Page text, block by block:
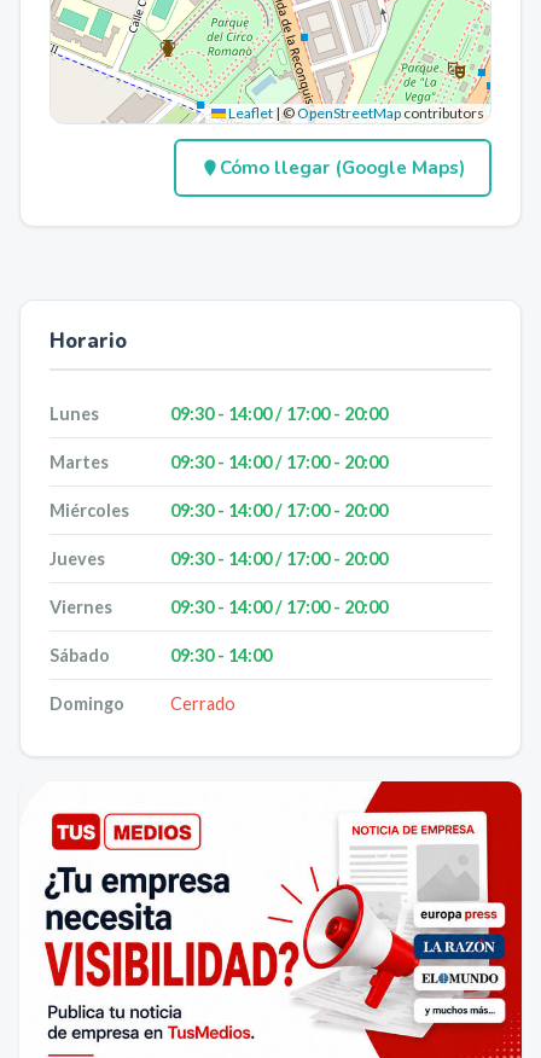
Leaflet |©OpenStreetMap contributors
Cómo llegar (Google Maps)
Horario
Lunes 09:30 - 14:00 / 17:00 - 20:00
Martes 09:30 - 14:00 / 17:00 - 20:00
Miércoles 09:30 - 14:00 / 17:00 - 20:00
Jueves 09:30 - 14:00 / 17:00 - 20:00
Viernes 09:30 - 14:00 / 17:00 - 20:00
Sábado 09:30 - 14:00
Domingo Cerrado